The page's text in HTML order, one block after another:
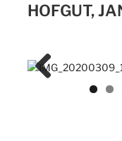
HOFGUT,